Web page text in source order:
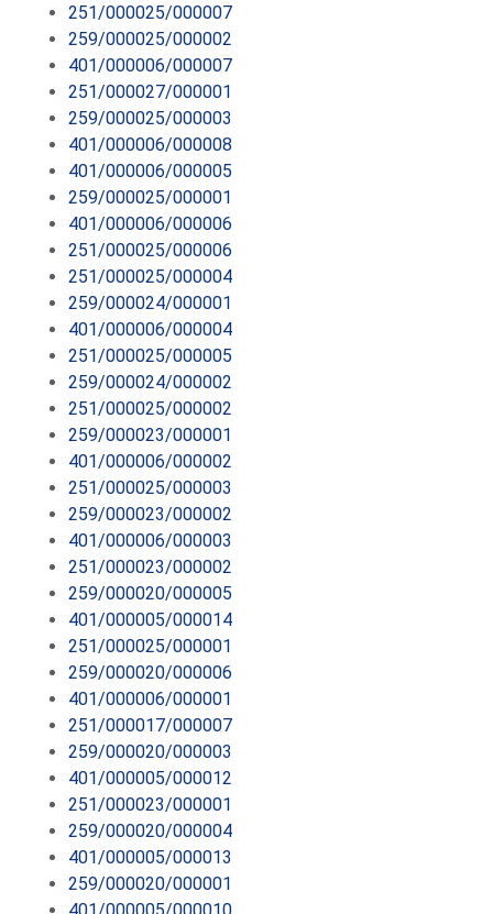
251/000025/000007
259/000025/000002
401/000006/000007
251/000027/000001
259/000025/000003
401/000006/000008
401/000006/000005
259/000025/000001
401/000006/000006
251/000025/000006
251/000025/000004
259/000024/000001
401/000006/000004
251/000025/000005
259/000024/000002
251/000025/000002
259/000023/000001
401/000006/000002
251/000025/000003
259/000023/000002
401/000006/000003
251/000023/000002
259/000020/000005
401/000005/000014
251/000025/000001
259/000020/000006
401/000006/000001
251/000017/000007
259/000020/000003
401/000005/000012
251/000023/000001
259/000020/000004
401/000005/000013
259/000020/000001
401/000005/000010